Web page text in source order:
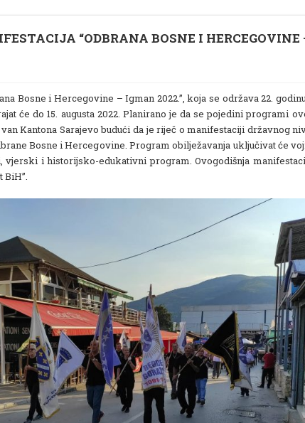
“ODBRANA BOSNE I HERCEGOVINE
Bosne i Hercegovine – Igman 2022.”, koja se održava 22.
će do 15. augusta 2022. Planirano je da se pojedini programi
Kantona Sarajevo budući da je riječ o manifestaciji državnog
Bosne i Hercegovine. Program obilježavanja uključivat će
vjerski i historijsko-edukativni program. Ovogodišnja
BiH”.